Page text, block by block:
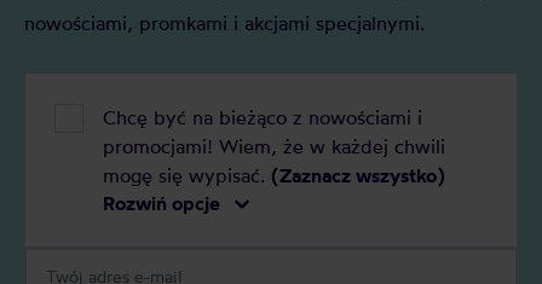
nowościami, promkami i akcjami specjalnymi.
Chcę być na bieżąco z nowościami i
promocjami! Wiem, że w każdej chwili
mogę się wypisać. (Zaznacz wszystko)
Rozwiń opcje